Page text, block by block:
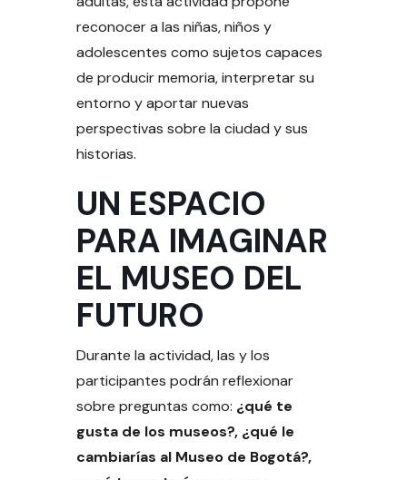
reconocer a las niñas, niños y
adolescentes como sujetos capaces
de producir memoria, interpretar su
entorno y aportar nuevas
perspectivas sobre la ciudad y sus
historias.
UN ESPACIO
PARA IMAGINAR
EL MUSEO DEL
FUTURO
Durante la actividad, las y los
participantes podrán reflexionar
sobre preguntas como: ¿qué te
gusta de los museos?, ¿qué le
cambiarías al Museo de Bogotá?,